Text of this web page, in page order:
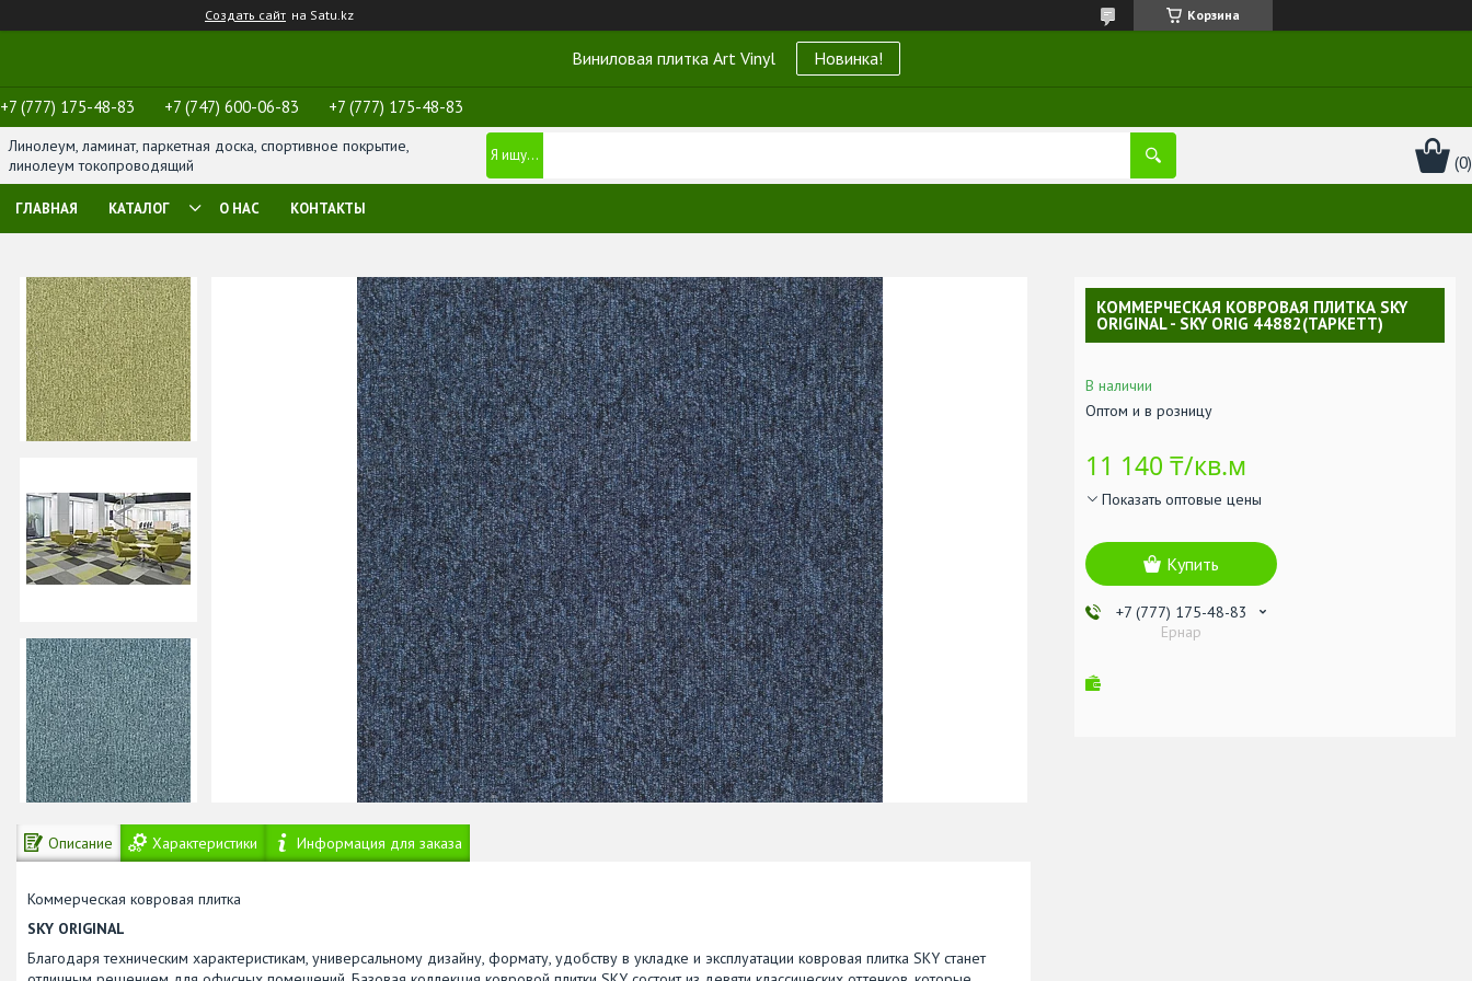
Создать сайт на Satu.kz Корзина
Виниловая плитка Art Vinyl Новинка!
+7 (777) 175-48-83 +7 (747) 600-06-83 +7 (777) 175-48-83
Линолеум, ламинат, паркетная доска, спортивное покрытие,
линолеум токопроводящий
ГЛАВНАЯ КАТАЛОГ О НАС КОНТАКТЫ
Описание Характеристики Информация для заказа
Коммерческая ковровая плитка
SKY ORIGINAL
Благодаря техническим характеристикам, универсальному дизайну, формату, удобству в укладке и эксплуатации ковровая плитка SKY станет
КОММЕРЧЕСКАЯ КОВРОВАЯ ПЛИТКА SKY
ORIGINAL - SKY ORIG 44882(ТАРКЕТТ)
В наличии
Оптом и в розницу
11 140 ₸/кв.м
Показать оптовые цены
Купить
+7 (777) 175-48-83
Ернар